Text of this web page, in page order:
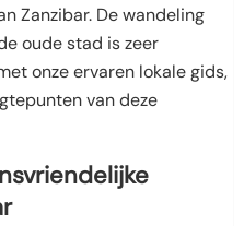
Zanzibar. De wandeling
oude stad is zeer
onze ervaren lokale gids,
van deze